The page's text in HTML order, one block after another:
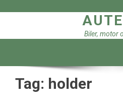
Biler, motor
Tag: holder